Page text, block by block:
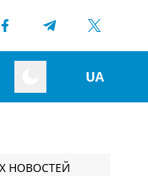
UA
НОВОСТЕЙ